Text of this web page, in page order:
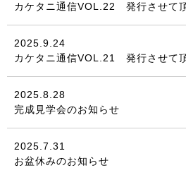
カケタニ通信VOL.22 発行させて
2025.9.24
カケタニ通信VOL.21 発行させて
2025.8.28
完成見学会のお知らせ
2025.7.31
お盆休みのお知らせ